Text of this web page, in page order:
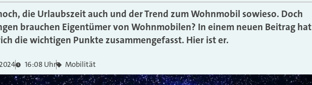
die Urlaubszeit auch und der Trend zum Wohnmobil sowieso. Doch
brauchen Eigentümer von Wohnmobilen? In einem neuen Beitrag hat
die wichtigen Punkte zusammengefasst. Hier ist er.
16:08 Uhr Mobilität